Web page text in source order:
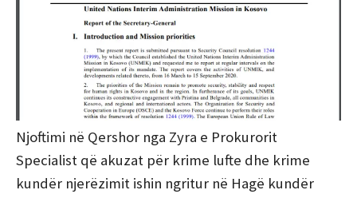
Njoftimi në Qershor nga Zyra e Prokurorit
Specialist që akuzat për krime lufte dhe krime
kundër njerëzimit ishin ngritur në Hagë kundër